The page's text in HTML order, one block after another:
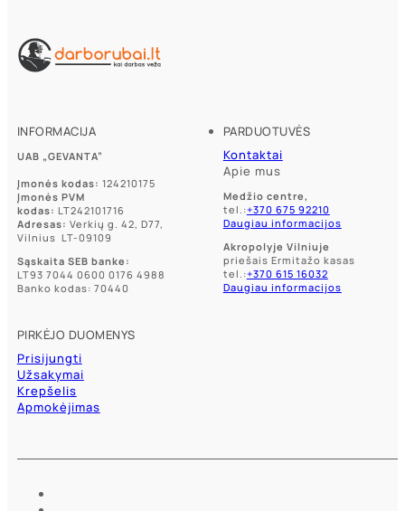
INFORMACIJA
UAB „GEVANTA”
Įmonės kodas: 124210175
Įmonės PVM
kodas: LT242101716
Adresas: Verkių g. 42, D77,
Vilnius LT-09109
Sąskaita SEB banke:
LT93 7044 0600 0176 4988
Banko kodas: 70440
PARDUOTUVĖS
Kontaktai
Apie mus
Medžio centre,
tel.:+370 675 92210
Daugiau informacijos
Akropolyje Vilniuje
priešais Ermitažo kasas
tel.:+370 615 16032
Daugiau informacijos
PIRKĖJO DUOMENYS
Prisijungti
Užsakymai
Krepšelis
Apmokėjimas